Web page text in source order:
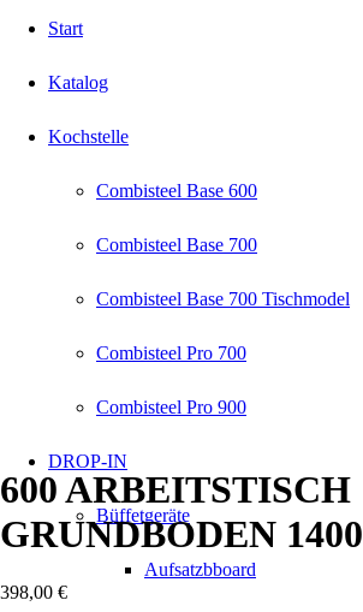
Start
Katalog
Kochstelle
Combisteel Base 600
Combisteel Base 700
Combisteel Base 700 Tischmodel
Combisteel Pro 700
Combisteel Pro 900
DROP-IN
Büffetgeräte
Aufsatzbboard
600 ARBEITSTISCH
GRUNDBODEN 1400
398,00 €